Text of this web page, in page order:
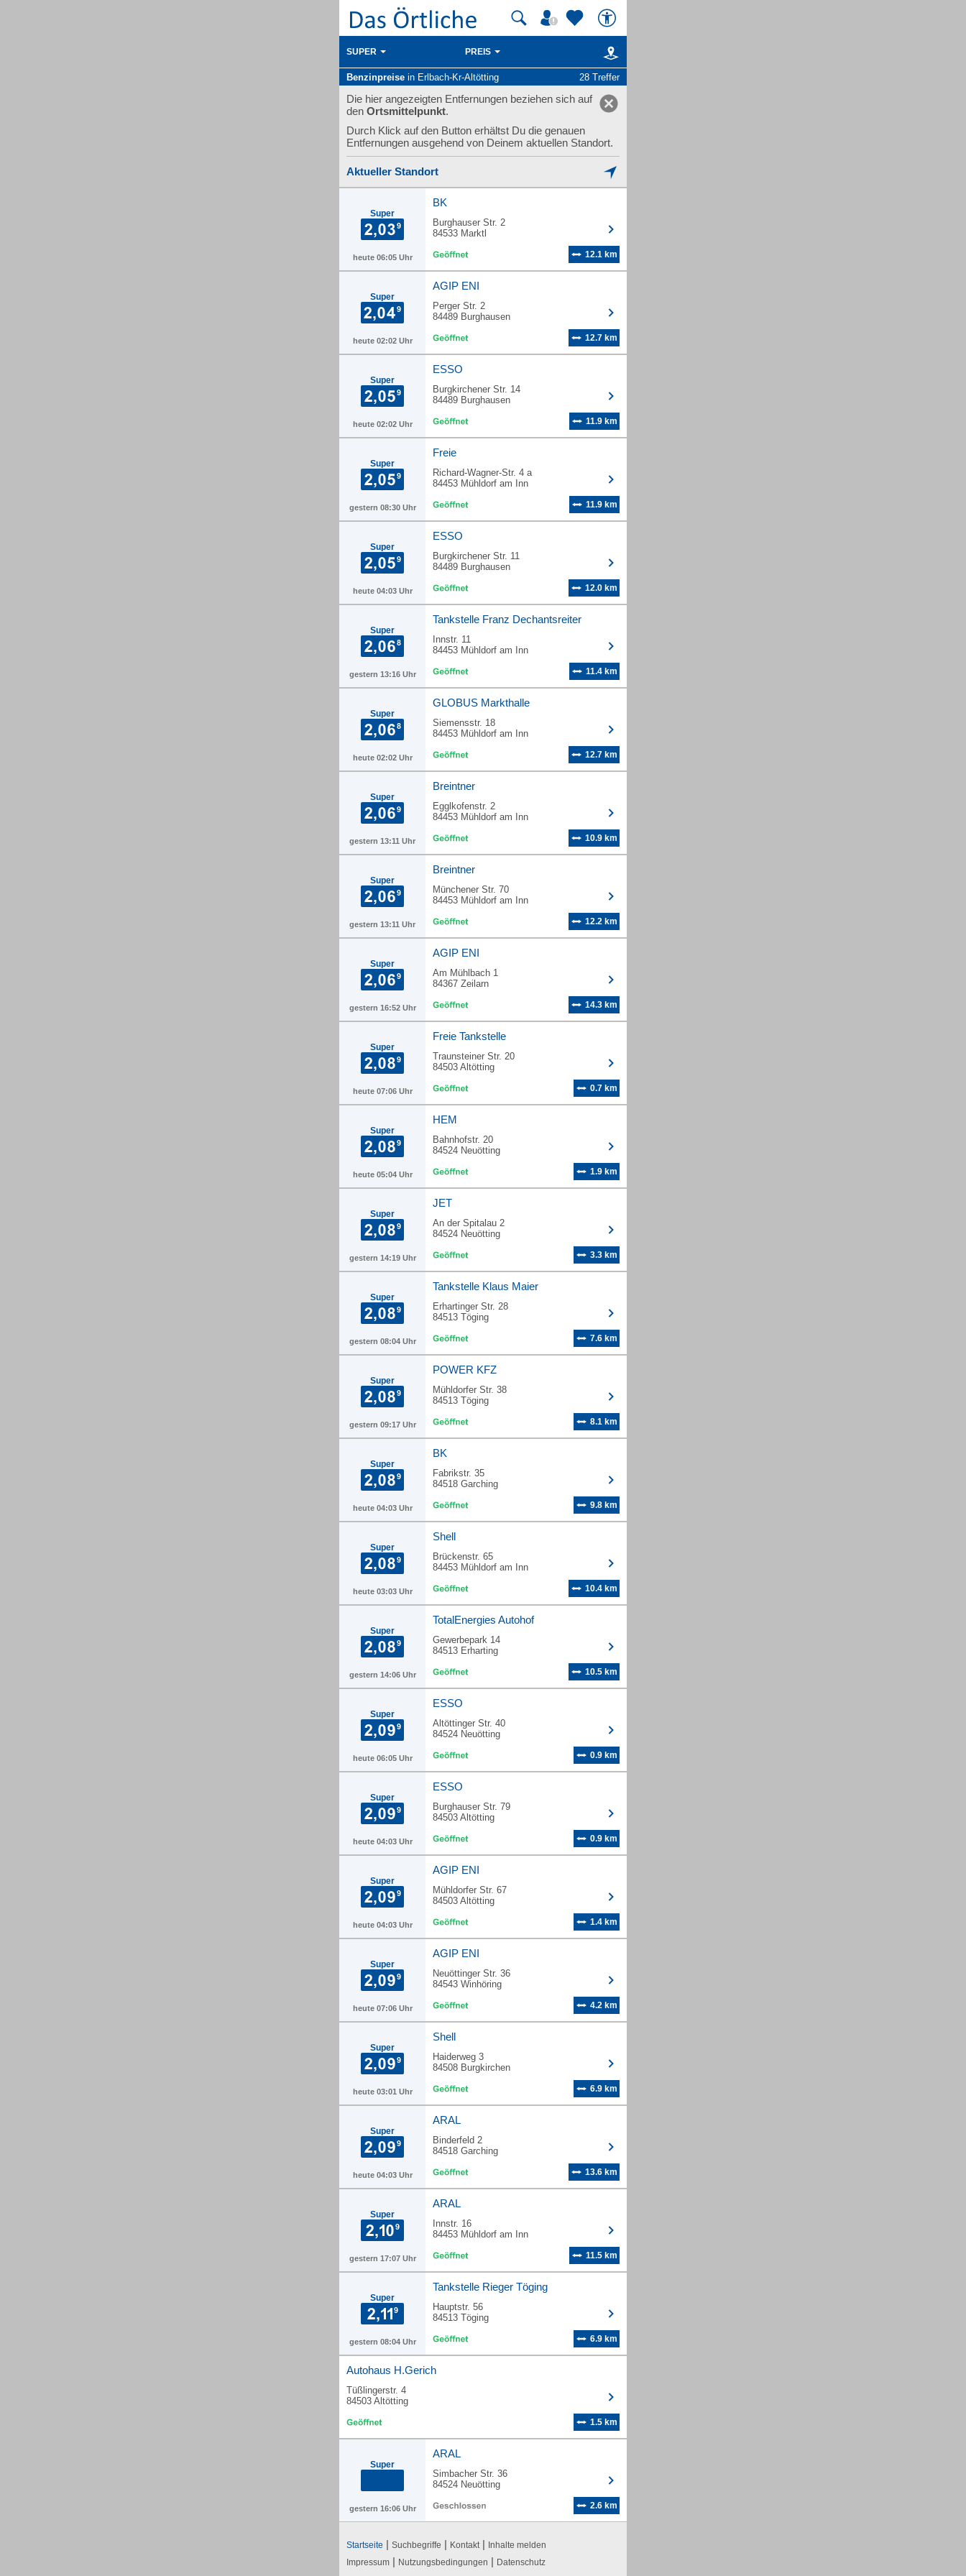
SUPER PREIS
Benzinpreise in Erlbach-Kr-Altötting 28 Treffer
Die hier angezeigten Entfernungen beziehen sich auf
den Ortsmittelpunkt.
Durch Klick auf den Button erhältst Du die genauen
Entfernungen ausgehend von Deinem aktuellen Standort.
Aktueller Standort
Super
heute 06:05 Uhr
BK
Burghauser Str. 2
84533 Marktl
12.1 km
Super
heute 02:02 Uhr
AGIP ENI
Perger Str. 2
84489 Burghausen
12.7 km
Super
heute 02:02 Uhr
ESSO
Burgkirchener Str. 14
84489 Burghausen
11.9 km
Super
gestern 08:30 Uhr
Freie
Richard-Wagner-Str. 4 a
84453 Mühldorf am Inn
11.9 km
Super
heute 04:03 Uhr
ESSO
Burgkirchener Str. 11
84489 Burghausen
12.0 km
Super
gestern 13:16 Uhr
Tankstelle Franz Dechantsreiter
Innstr. 11
84453 Mühldorf am Inn
11.4 km
Super
heute 02:02 Uhr
GLOBUS Markthalle
Siemensstr. 18
84453 Mühldorf am Inn
12.7 km
Super
gestern 13:11 Uhr
Breintner
Egglkofenstr. 2
84453 Mühldorf am Inn
10.9 km
Super
gestern 13:11 Uhr
Breintner
Münchener Str. 70
84453 Mühldorf am Inn
12.2 km
Super
gestern 16:52 Uhr
AGIP ENI
Am Mühlbach 1
84367 Zeilarn
14.3 km
Super
heute 07:06 Uhr
Freie Tankstelle
Traunsteiner Str. 20
84503 Altötting
0.7 km
Super
heute 05:04 Uhr
HEM
Bahnhofstr. 20
84524 Neuötting
1.9 km
Super
gestern 14:19 Uhr
JET
An der Spitalau 2
84524 Neuötting
3.3 km
Super
gestern 08:04 Uhr
Tankstelle Klaus Maier
Erhartinger Str. 28
84513 Töging
7.6 km
Super
gestern 09:17 Uhr
POWER KFZ
Mühldorfer Str. 38
84513 Töging
8.1 km
Super
heute 04:03 Uhr
BK
Fabrikstr. 35
84518 Garching
9.8 km
Super
heute 03:03 Uhr
Shell
Brückenstr. 65
84453 Mühldorf am Inn
10.4 km
Super
gestern 14:06 Uhr
TotalEnergies Autohof
Gewerbepark 14
84513 Erharting
10.5 km
Super
heute 06:05 Uhr
ESSO
Altöttinger Str. 40
84524 Neuötting
0.9 km
Super
heute 04:03 Uhr
ESSO
Burghauser Str. 79
84503 Altötting
0.9 km
Super
heute 04:03 Uhr
AGIP ENI
Mühldorfer Str. 67
84503 Altötting
1.4 km
Super
heute 07:06 Uhr
AGIP ENI
Neuöttinger Str. 36
84543 Winhöring
4.2 km
Super
heute 03:01 Uhr
Shell
Haiderweg 3
84508 Burgkirchen
6.9 km
Super
heute 04:03 Uhr
ARAL
Binderfeld 2
84518 Garching
13.6 km
Super
gestern 17:07 Uhr
ARAL
Innstr. 16
84453 Mühldorf am Inn
11.5 km
Super
gestern 08:04 Uhr
Tankstelle Rieger Töging
Hauptstr. 56
84513 Töging
6.9 km
Autohaus H.Gerich
Tüßlingerstr. 4
84503 Altötting
1.5 km
Super
gestern 16:06 Uhr
ARAL
Simbacher Str. 36
84524 Neuötting
2.6 km
Startseite | Suchbegriffe | Kontakt | Inhalte melden
Impressum | Nutzungsbedingungen | Datenschutz